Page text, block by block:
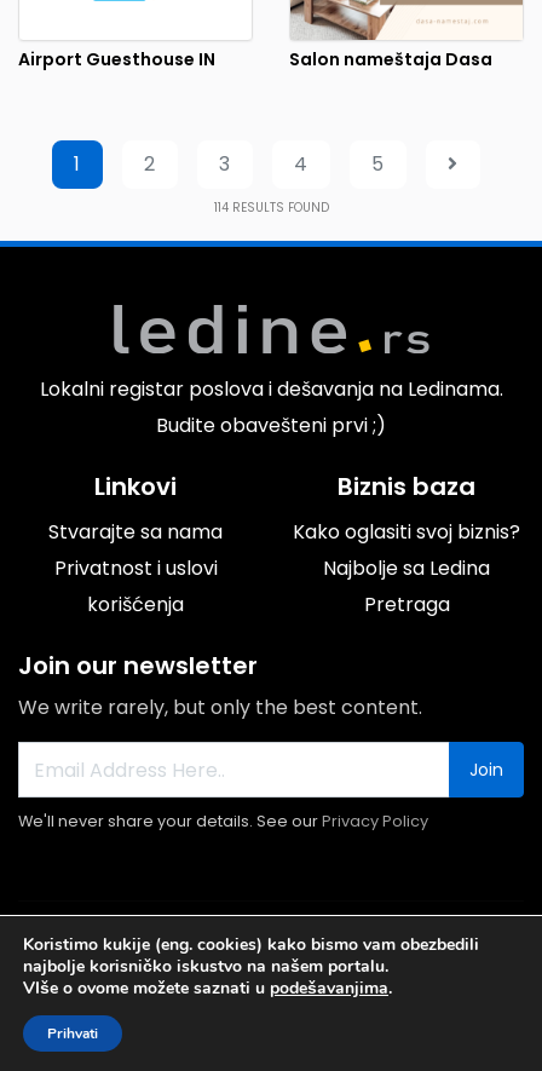
Airport Guesthouse IN Salon nameštaja Dasa
1 2 3 4 5
114RESULTS FOUND
Lokalni registar poslova i dešavanja na Ledinama.
Budite obavešteni prvi ;)
Linkovi
Stvarajte sa nama
Privatnost i uslovi
korišćenja
Biznis baza
Kako oglasiti svoj biznis?
Najbolje sa Ledina
Pretraga
Join our newsletter
We write rarely, but only the best content.
Join
We'll never share your details. See ourPrivacy Policy
© 2026 Portal Ledine.rs All rights reserved.
Početna Biznis Baza
Koristimo kukije (eng. cookies) kako bismo vam obezbedili
najbolje korisničko iskustvo na našem portalu.
VIše o ovome možete saznati u podešavanjima.
Prihvati